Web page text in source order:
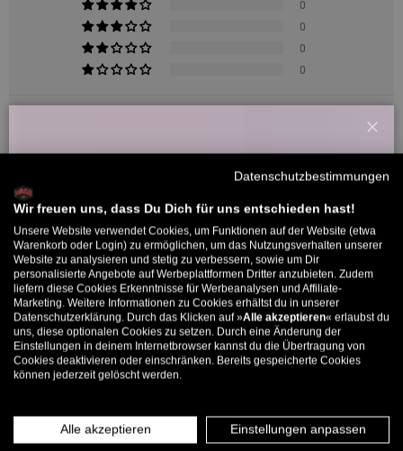
0
0
0
0
rawdawg
Bombenqualität, zeitlose Indi Motiv
Sehr schöner, dicker Hoodie mit fetter Kapuze. Fällt minimal
größer aus. Wie immer zeitloses Indi Design
5329
Willkommensbonus
Willkommens-Rabattcode direkt per Mail zugeschickt.
Bis zu 11% Rabatt auf deine erste Bestellung. Aufgepasst: Du
kannst nur 1x wählen! 🤫
5% ab €80 9% ab €100 11% ab €150 🔥
E-Mail
MÄNNER
INFOS ÜBER WHATSAPP? KEIN PROBLEM!
KLICK HIER UND SCHICKE UNS DIE VORGESCHRIEBENE NACHRICHT,
Datenschutzbestimmungen
Wir freuen uns, dass Du Dich für uns entschieden hast!
Unsere Website verwendet Cookies, um Funktionen auf der Website (etwa
Warenkorb oder Login) zu ermöglichen, um das Nutzungsverhalten unserer
Website zu analysieren und stetig zu verbessern, sowie um Dir
personalisierte Angebote auf Werbeplattformen Dritter anzubieten. Zudem
liefern diese Cookies Erkenntnisse für Werbeanalysen und Affiliate-
Marketing. Weitere Informationen zu Cookies erhältst du in unserer
Datenschutzerklärung. Durch das Klicken auf »Alle akzeptieren« erlaubst du
uns, diese optionalen Cookies zu setzen. Durch eine Änderung der
Einstellungen in deinem Internetbrowser kannst du die Übertragung von
Cookies deaktivieren oder einschränken. Bereits gespeicherte Cookies
können jederzeit gelöscht werden.
Alle akzeptieren Einstellungen anpassen